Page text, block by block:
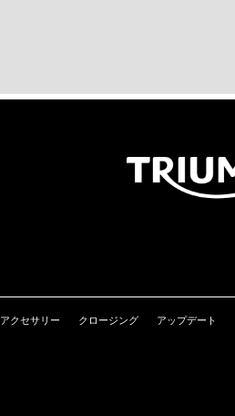
アクセサリー クロージング アップデート